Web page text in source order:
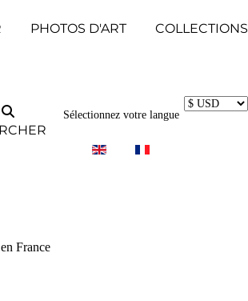
PHOTOS D'ART COLLECTIONS
Sélectionnez votre langue
France